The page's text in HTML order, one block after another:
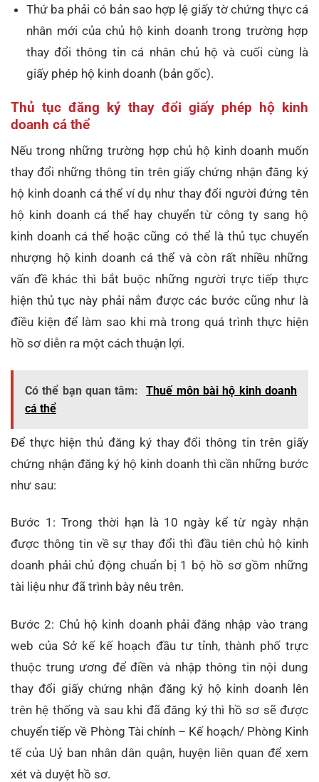
Thứ ba phải có bản sao hợp lệ giấy tờ chứng thực cá
nhân mới của chủ hộ kinh doanh trong trường hợp
thay đổi thông tin cá nhân chủ hộ và cuối cùng là
giấy phép hộ kinh doanh (bản gốc).
Thủ tục đăng ký thay đổi giấy phép hộ kinh
doanh cá thể
Nếu trong những trường hợp chủ hộ kinh doanh muốn
thay đổi những thông tin trên giấy chứng nhận đăng ký
hộ kinh doanh cá thể ví dụ như thay đổi người đứng tên
hộ kinh doanh cá thể hay chuyển từ công ty sang hộ
kinh doanh cá thể hoặc cũng có thể là thủ tục chuyển
nhượng hộ kinh doanh cá thể và còn rất nhiều những
vấn đề khác thì bắt buộc những người trực tiếp thực
hiện thủ tục này phải nắm được các bước cũng như là
điều kiện để làm sao khi mà trong quá trình thực hiện
hồ sơ diễn ra một cách thuận lợi.
Có thể bạn quan tâm:
Thuế môn bài hộ kinh doanh
cá thể
Để thực hiện thủ đăng ký thay đổi thông tin trên giấy
chứng nhận đăng ký hộ kinh doanh thì cần những bước
như sau:
Bước 1: Trong thời hạn là 10 ngày kể từ ngày nhận
được thông tin về sự thay đổi thì đầu tiên chủ hộ kinh
doanh phải chủ động chuẩn bị 1 bộ hồ sơ gồm những
tài liệu như đã trình bày nêu trên.
Bước 2: Chủ hộ kinh doanh phải đăng nhập vào trang
web của Sở kế kế hoạch đầu tư tỉnh, thành phố trực
thuộc trung ương để điền và nhập thông tin nội dung
thay đổi giấy chứng nhận đăng ký hộ kinh doanh lên
trên hệ thống và sau khi đã đăng ký thì hồ sơ sẽ được
chuyển tiếp về Phòng Tài chính – Kế hoạch/ Phòng Kinh
tế của Uỷ ban nhân dân quận, huyện liên quan để xem
xét và duyệt hồ sơ.